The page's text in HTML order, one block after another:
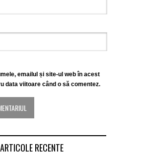
emailul și site-ul web în acest
data viitoare când o să comentez.
ARTICOLE RECENTE